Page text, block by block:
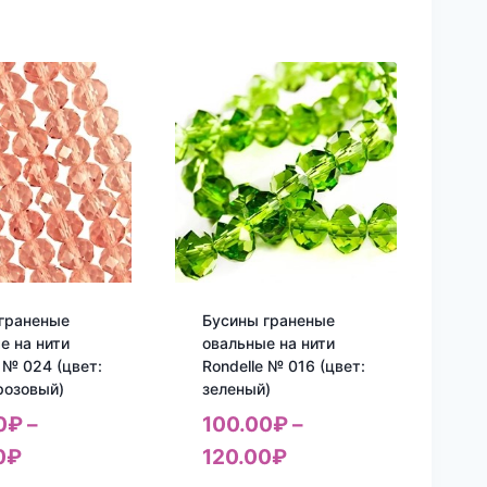
на нити
№ 024 (цвет:
₽–
₽
Бусины граненые
овальные на нити
Rondelle № 016 (цвет:
зеленый)
100.00₽–
120.00₽